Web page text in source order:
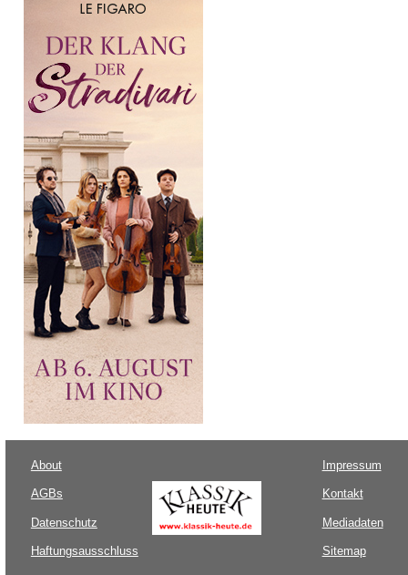
About
AGBs
Datenschutz
Haftungsausschluss
Impressum
Kontakt
Mediadaten
Sitemap